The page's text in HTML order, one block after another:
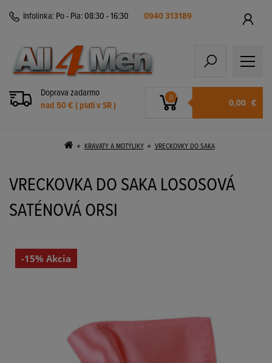
Infolinka: Po - Pia: 08:30 - 16:30 0940 313189
Doprava zadarmo
nad 50 € ( platí v SR )
0 0,00 €
KRAVATY A MOTÝLIKY VRECKOVKY DO SAKA
VRECKOVKA DO SAKA LOSOSOVÁ
SATÉNOVÁ ORSI
-15% Akcia